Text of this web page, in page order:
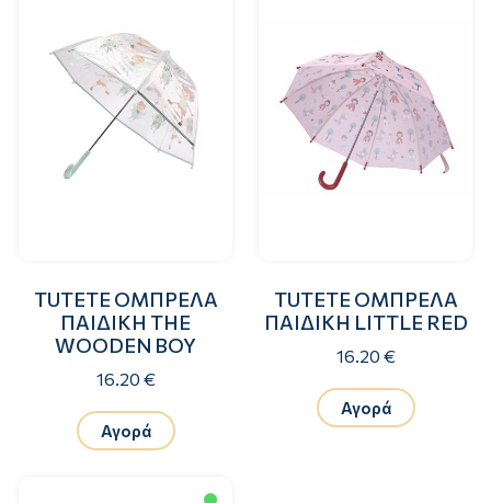
TUTETE ΟΜΠΡΕΛΑ
ΠΑΙΔΙΚΗ THE
WOODEN BOY
16.20 €
Αγορά
TUTETE ΟΜΠΡΕΛΑ
ΠΑΙΔΙΚΗ LITTLE RED
16.20 €
Αγορά